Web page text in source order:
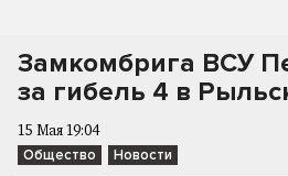
Замкомбрига ВСУ
за гибель 4 в
15 Мая 19:04
Общество Новости